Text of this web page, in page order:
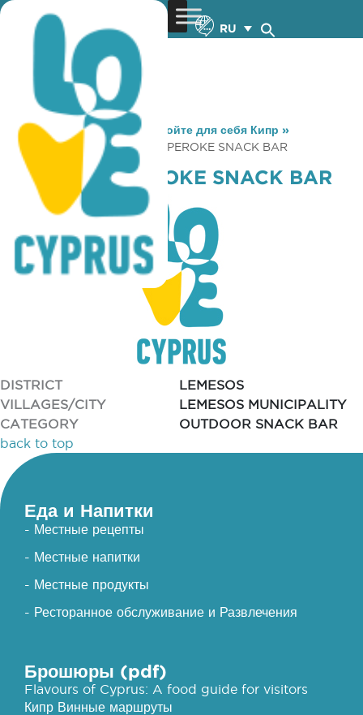
RU
You are here: Home »Откройте для себя Кипр »
Gastronomy
» THEATRAKI PEROKE SNACK BAR
THEATRAKI PEROKE SNACK BAR
DISTRICT
LEMESOS
VILLAGES/CITY
LEMESOS MUNICIPALITY
CATEGORY
OUTDOOR SNACK BAR
back to top
Еда и Напитки
- Местные рецепты
- Местные напитки
- Местные продукты
- Ресторанное обслуживание и Развлечения
Брошюры (pdf)
Flavours of Cyprus: A food guide for visitors
Кипр Винные маршруты